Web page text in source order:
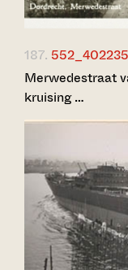
187. 552_402235
Merwedestraat
kruising …